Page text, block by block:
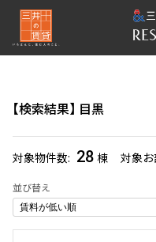
検索結果 目黒
対象物件数 28 棟 対象
並び替え
再検索ナビゲーション
選択中の路線
山手線
(1067)
選択中の駅